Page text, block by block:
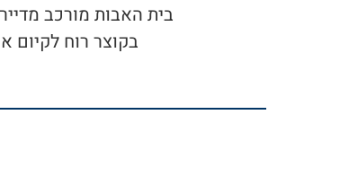
בית האבות מורכב
בקוצר רוח לקיום